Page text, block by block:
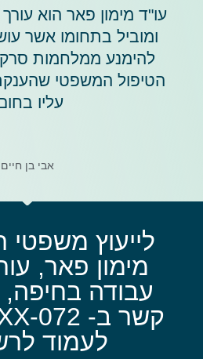
עו"ד מימון פאר הוא עורך
ומוביל בתחומו אשר
להימנע ממלחמות
הטיפול המשפטי
עליו
אבי בן חיים
לייעוץ משפטי
מימון פאר,
עבודה בחיפה,
לעמוד